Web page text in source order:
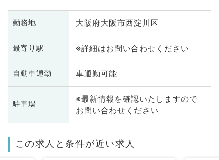
勤務地 大阪府大阪市西淀川区
最寄り駅 ※詳細はお問い合わせください
自動車通勤 車通勤可能
駐車場
※最新情報を確認いたしますので
お問い合わせください
この求人と条件が近い求人